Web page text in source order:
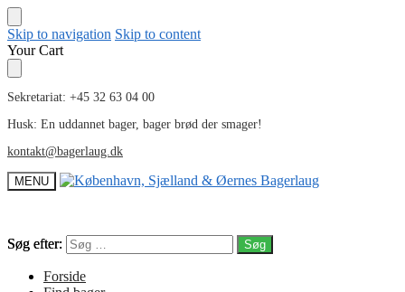
Skip to navigation Skip to content
Your Cart
Sekretariat: +45 32 63 04 00
Husk: En uddannet bager, bager brød der smager!
kontakt@bagerlaug.dk
MENU
Søg efter:
Søg efter:
Forside